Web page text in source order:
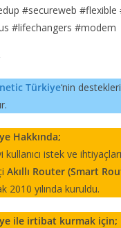
#secureweb
#lifechangers #modem
Türkiye‘nin destekleri
Hakkında;
kullanıcı istek ve
Akıllı Router (Smart
2010 yılında kuruldu.
ile irtibat kurmak için;